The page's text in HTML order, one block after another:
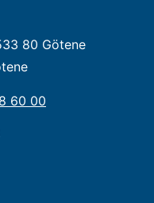
80 Götene
60 00